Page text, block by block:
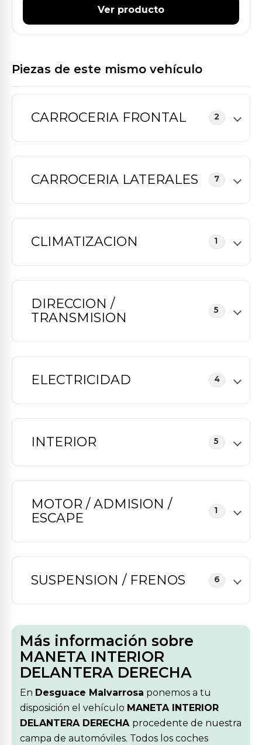
Ver producto
Piezas de este mismo vehículo
CARROCERIA FRONTAL 2
CARROCERIA LATERALES 7
CLIMATIZACION 1
DIRECCION /
TRANSMISION
5
ELECTRICIDAD 4
INTERIOR 5
MOTOR / ADMISION /
ESCAPE
1
SUSPENSION / FRENOS 6
Más información sobre
MANETA INTERIOR
DELANTERA DERECHA
En Desguace Malvarrosa ponemos a tu
disposición el vehículo MANETA INTERIOR
DELANTERA DERECHA procedente de nuestra
campa de automóviles. Todos los coches